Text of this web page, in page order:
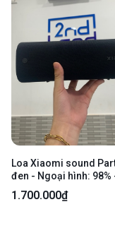
Loa Xiaomi sound
đen - Ngoại hình: 98%
Fullbox
1.700.000₫